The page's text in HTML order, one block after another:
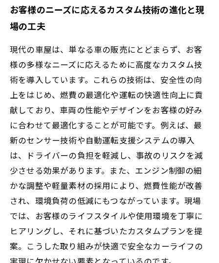
お客様のニーズに応えるカスタム技術の進化と現
場の工夫
現代の車屋は、単なる車の販売にとどまらず、お客
様の多様なニーズに応えるために高度なカスタム技
術を導入しています。これらの技術は、安全性の向
上をはじめ、燃費の最適化や運転の快適性向上に貢
献しており、車両の性能やデザインをお客様の好み
に合わせて最適化することが可能です。例えば、最
新のセンサー技術や自動運転支援システムの導入
は、ドライバーの負担を軽減し、事故のリスクを減
少させる効果があります。また、エンジン制御の細
かな調整や軽量素材の採用により、燃費性能が改善
され、環境負荷の低減にもつながっています。現場
では、お客様のライフスタイルや使用環境を丁寧に
ヒアリングし、それに基づいたカスタムプランを提
案。こうした取り組みが快適で安全なカーライフの